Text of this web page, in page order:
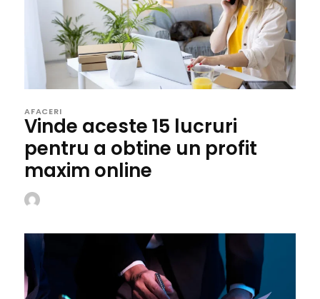
AFACERI
Vinde aceste 15 lucruri
pentru a obtine un profit
maxim online